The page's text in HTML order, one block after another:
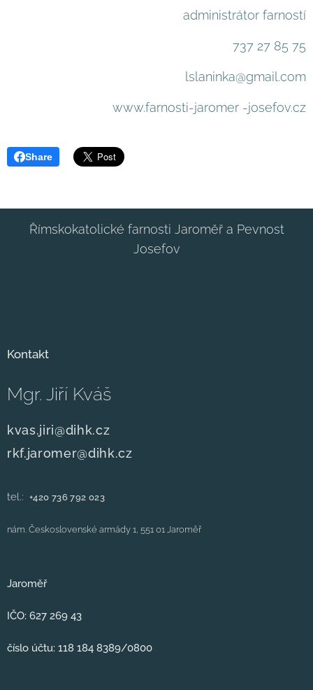
administrátor farností
737 27 85 75
lslaninka@gmail.com
www.farnosti-jaromer -josefov.cz
Share
Římskokatolické farnosti Jaroměř a Pevnost
Josefov
Kontakt
Mgr. Jiří Kváš
kvas.jiri@dihk.cz
rkf.jaromer@dihk.cz
tel.: +420 736 792 023
nám. Československé armády 1, 551 01 Jaroměř
Jaroměř
IČO: 627 269 43
číslo účtu: 118 184 8389/0800